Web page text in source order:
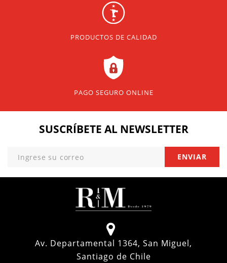
PRODUCTOS DE CALIDAD
PAGO SEGURO ONLINE
SUSCRÍBETE AL NEWSLETTER
Av. Departamental 1364, San Miguel,
Santiago de Chile